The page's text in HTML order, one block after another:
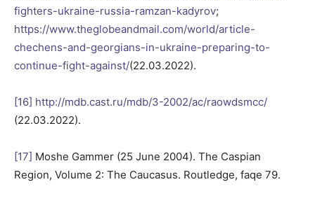
fighters-ukraine-russia-ramzan-kadyrov;
https://www.theglobeandmail.com/world/article-
chechens-and-georgians-in-ukraine-preparing-to-
continue-fight-against/(22.03.2022).
[16] http://mdb.cast.ru/mdb/3-2002/ac/raowdsmcc/
(22.03.2022).
[17] Moshe Gammer (25 June 2004). The Caspian
Region, Volume 2: The Caucasus. Routledge, faqe 79.